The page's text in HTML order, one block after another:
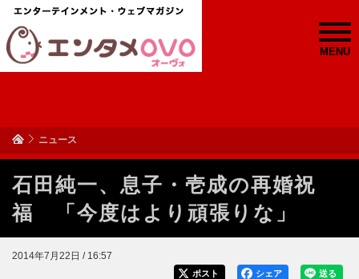
MENU
ニュース
石田純一、息子・壱成の再婚祝
福 「今度はより頑張りな」
2014年7月22日 / 16:57
送る
シェア
ポスト